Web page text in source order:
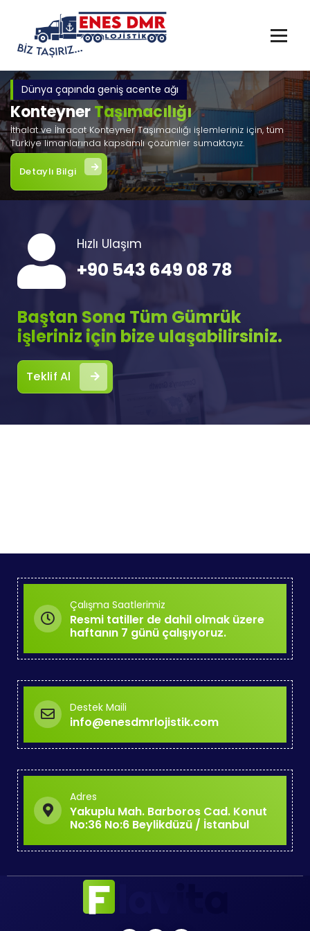
Dünya çapında geniş acente ağı
KonteynerTaşımacılığı
İthalat ve İhracat Konteyner Taşımacılığı işlemleriniz için, tüm
Türkiye limanlarında kapsamlı çözümler sumaktayız.
Detaylı Bilgi
Hızlı Ulaşım
+90 543 649 08 78
Baştan Sona Tüm Gümrük
işleriniz için bize ulaşabilirsiniz.
Teklif Al
Çalışma Saatlerimiz
Resmi tatiller de dahil olmak üzere
haftanın 7 günü çalışıyoruz.
Destek Maili
info@enesdmrlojistik.com
Adres
Yakuplu Mah. Barboros Cad. Konut
No:36 No:6 Beylikdüzü / İstanbul